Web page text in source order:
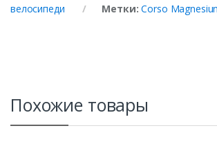
велосипеди
Метки:Corso
Похожие товары